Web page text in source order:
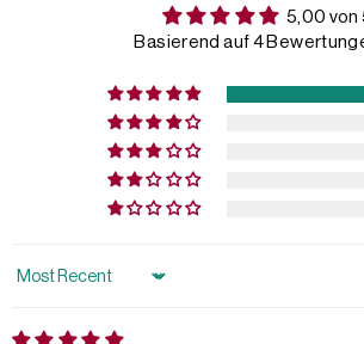
5,00 von
Basierend auf 4
Sort by